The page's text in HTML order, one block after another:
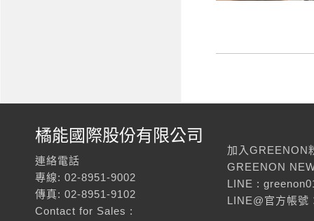
橘能國際股份有限公司
連絡電話
專線: 02-8951-9002
傳真: 02-8951-9102
Contact for Sales :
加入GREENON
GREENON
LINE :
LINE@官方帳號